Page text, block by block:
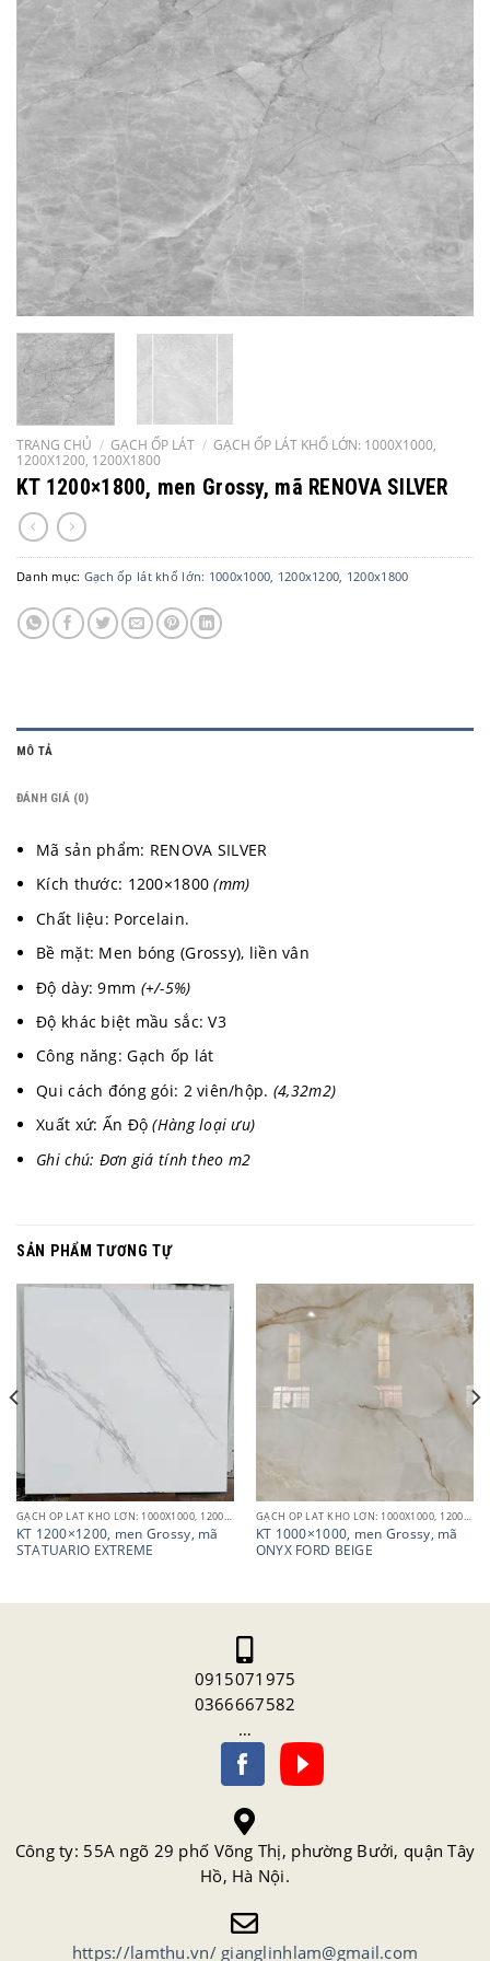
TRANG CHỦ / GẠCH ỐP LÁT / GẠCH ỐP LÁT KHỔ LỚN: 1000X1000,
1200X1200, 1200X1800
KT 1200×1800, men Grossy, mã RENOVA SILVER
Danh mục: Gạch ốp lát khổ lớn: 1000x1000, 1200x1200, 1200x1800
MÔ TẢ
ĐÁNH GIÁ (0)
Mã sản phẩm: RENOVA SILVER
Kích thước: 1200×1800(mm)
Chất liệu: Porcelain.
Bề mặt: Men bóng (Grossy), liền vân
Độ dày: 9mm (+/-5%)
Độ khác biệt mầu sắc: V3
Công năng: Gạch ốp lát
Qui cách đóng gói: 2 viên/hộp. (4,32m2)
Xuất xứ: Ấn Độ (Hàng loại ưu)
Ghi chú: Đơn giá tính theo m2
SẢN PHẨM TƯƠNG TỰ
GẠCH ỐP LÁT KHỔ LỚN: 1000X1000, 1200X1200, 1200X1800
KT 1200×1200, men Grossy, mã
STATUARIO EXTREME
GẠCH ỐP LÁT KHỔ LỚN: 1000X1000, 1200X1200, 1200X1800
KT 1000×1000, men Grossy, mã
ONYX FORD BEIGE
0915071975
0366667582
…
Công ty: 55A ngõ 29 phố Võng Thị, phường Bưởi, quận Tây
Hồ, Hà Nội.
https://lamthu.vn/ gianglinhlam@gmail.com